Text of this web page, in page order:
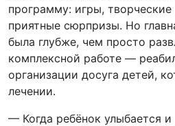
программу: игры,
приятные сюрпризы. Но
была глубже, чем просто
комплексной работе —
организации досуга детей,
лечении.
— Когда ребёнок улыбается и